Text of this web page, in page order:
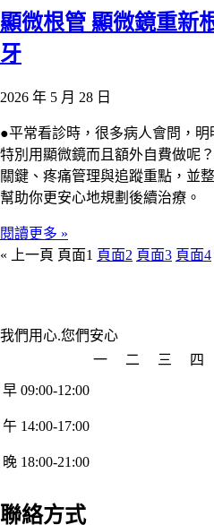
顯微根管 顯微鏡重新
牙
2026 年 5 月 28 日
●平常看診時，很多病人會問，
特別用顯微鏡而且額外自費做呢
關鍵、疼痛管理與追蹤重點，並
幫助你更安心地規劃後續治療。
閱讀更多 »
« 上一頁 頁面1 頁面2 頁面3 頁面4
我們用心.您們安心
一
二 三 四
早 09:00-12:00
午 14:00-17:00
晚 18:00-21:00
聯絡方式